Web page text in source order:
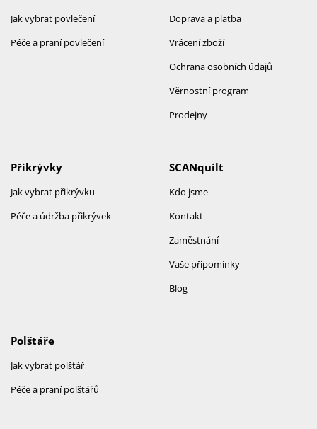
Jak vybrat povlečení
Péče a praní povlečení
Doprava a platba
Vrácení zboží
Ochrana osobních údajů
Věrnostní program
Prodejny
SCANquilt
Kdo jsme
Kontakt
Zaměstnání
Vaše připomínky
Blog
Přikrývky
Jak vybrat přikrývku
Péče a údržba přikrývek
Polštáře
Jak vybrat polštář
Péče a praní polštářů